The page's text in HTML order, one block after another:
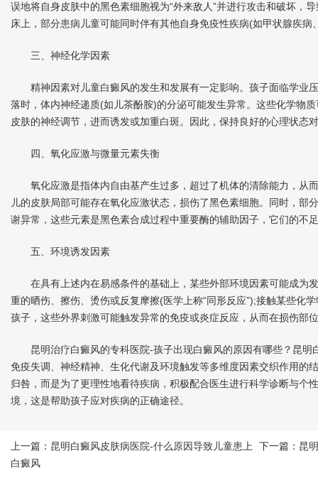
误地将自身皮肤中的黑色素细胞视为“外来敌人”并进行攻击和破坏，
床上，部分患病儿童可能同时伴有其他自身免疫性疾病(如甲状腺疾
三、神经化学因素
精神因素对儿童白癜风的发生和发展有一定影响。孩子面临学业
落时，体内神经递质(如儿茶酚胺)的分泌可能发生异常。这些化学物
皮肤的神经调节，进而诱发或加重白斑。因此，保持良好的心理状态
四、氧化应激与微量元素失衡
氧化应激是指体内自由基产生过多，超过了机体的清除能力，从
儿的皮肤局部可能存在氧化应激状态，损伤了黑色素细胞。同时，部
谢异常，这些元素是黑色素合成过程中重要酶的辅助因子，它们的不
五、环境诱发因素
在具有上述内在易感条件的基础上，某些外部环境因素可能成为发
重的晒伤、擦伤、烫伤或反复摩擦(医学上称“同形反应”);接触某些化
孩子，这些外界刺激可能触发异常的免疫或炎症反应，从而在损伤部
昆明治疗白癜风的专科医院-孩子出现白癜风的原因有哪些？昆明
免疫失调、神经精神、生化代谢及环境触发等多维度因素交织作用的
归咎，而是为了更理性地看待疾病，积极配合医生进行科学诊断与个
境，这是帮助孩子应对疾病的正确途径。
上一篇： 昆明白癜风皮肤病医院-什么原因导致儿童患上
白癜风
下一篇： 昆